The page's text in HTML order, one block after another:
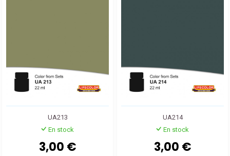
UA213
En stock
3,00 €
UA214
En stock
3,00 €